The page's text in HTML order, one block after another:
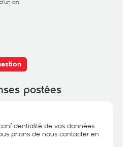
an
postées
de vos données
prions de nous contacter en